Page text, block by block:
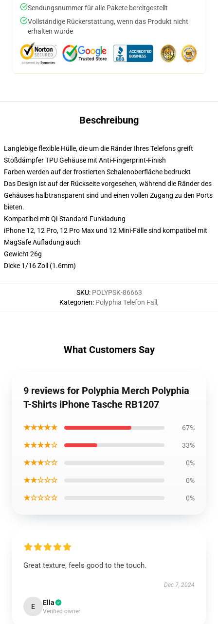
Sendungsnummer für alle Pakete bereitgestellt
Vollständige Rückerstattung, wenn das Produkt nicht
erhalten wurde
Beschreibung
Langlebige flexible Hülle, die um die Ränder Ihres Telefons greift
Stoßdämpfer TPU Gehäuse mit Anti-Fingerprint-Finish
Farben werden auf der frostierten Schalenoberfläche bedruckt
Das Design ist auf der Rückseite vorgesehen, während die Ränder des
Gehäuses halbtransparent sind und einen vollen Zugang zu den Ports
bieten.
Kompatibel mit Qi-Standard-Funkladung
iPhone 12, 12 Pro, 12 Pro Max und 12 Mini-Fälle sind kompatibel mit
MagSafe Aufladung auch
Gewicht 26g
Dicke 1/16 Zoll (1.6mm)
SKU: POLYPSK-86663
Kategorien: Polyphia Telefon Fall ,
What Customers Say
9 reviews for Polyphia Merch Polyphia
T-Shirts iPhone Tasche RB1207
★★★★★ 67%
★★★★☆ 33%
★★★☆☆ 0%
★★☆☆☆ 0%
★☆☆☆☆ 0%
Great texture, feels good to the touch.
Dec 7, 2024
E Ella
Verified owner